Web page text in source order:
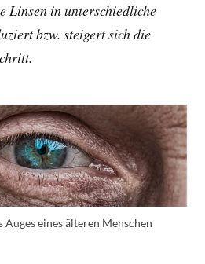
Linsen in unterschiedliche
bzw. steigert sich die
Auges eines älteren Menschen